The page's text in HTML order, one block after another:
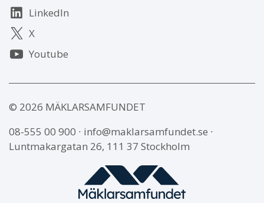
LinkedIn
X
Youtube
© 2026 MÄKLARSAMFUNDET
08-555 00 900 ∙ info@maklarsamfundet.se ∙
Luntmakargatan 26, 111 37 Stockholm